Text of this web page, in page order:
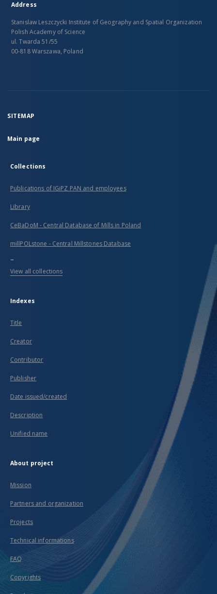
Address
Stanislaw Leszczycki Institute of Geography and Spatial Organization
Polish Academy of Science
ul. Twarda 51/55
00-818 Warszawa, Poland
SITEMAP
Main page
Collections
Publications of IGiPZ PAN and employees
Library
CeBaDoM - Central Database of Mills in Poland
millPOLstone - Central Millstones Database
...
View all collections
Indexes
Title
Creator
Contributor
Publisher
Date issued/created
Description
Unified name
About project
Mission
Partners and organization
Projects
Technical informations
FAQ
Copyrights